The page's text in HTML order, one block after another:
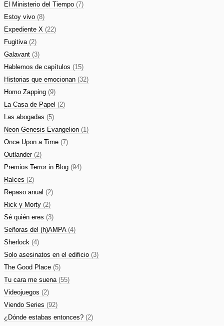
El Ministerio del Tiempo (7)
Estoy vivo (8)
Expediente X (22)
Fugitiva (2)
Galavant (3)
Hablemos de capítulos (15)
Historias que emocionan (32)
Homo Zapping (9)
La Casa de Papel (2)
Las abogadas (5)
Neon Genesis Evangelion (1)
Once Upon a Time (7)
Outlander (2)
Premios Terror in Blog (94)
Raíces (2)
Repaso anual (2)
Rick y Morty (2)
Sé quién eres (3)
Señoras del (h)AMPA (4)
Sherlock (4)
Solo asesinatos en el edificio (3)
The Good Place (5)
Tu cara me suena (55)
Videojuegos (2)
Viendo Series (92)
¿Dónde estabas entonces? (2)